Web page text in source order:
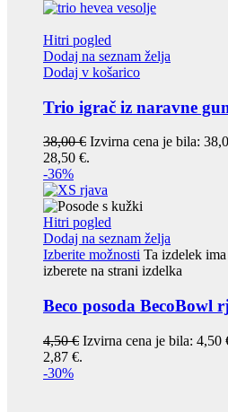
Hitri pogled
Dodaj na seznam želja
Dodaj v košarico
Trio igrač iz naravne
38,00€ Izvirna cena je bila:
28,50 €.
-36%
Hitri pogled
Dodaj na seznam želja
Izberite možnosti Ta izdelek
izberete na strani izdelka
Beco posoda BecoBowl
4,50€ Izvirna cena je bila: 4,50
2,87 €.
-30%